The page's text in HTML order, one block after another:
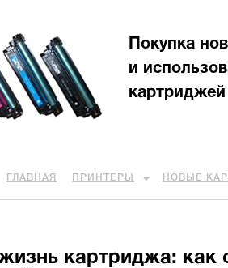
Покупка
и
картриджей
ГЛАВНАЯ ПРИНТЕРЫ НОВЫЕ
картриджа: